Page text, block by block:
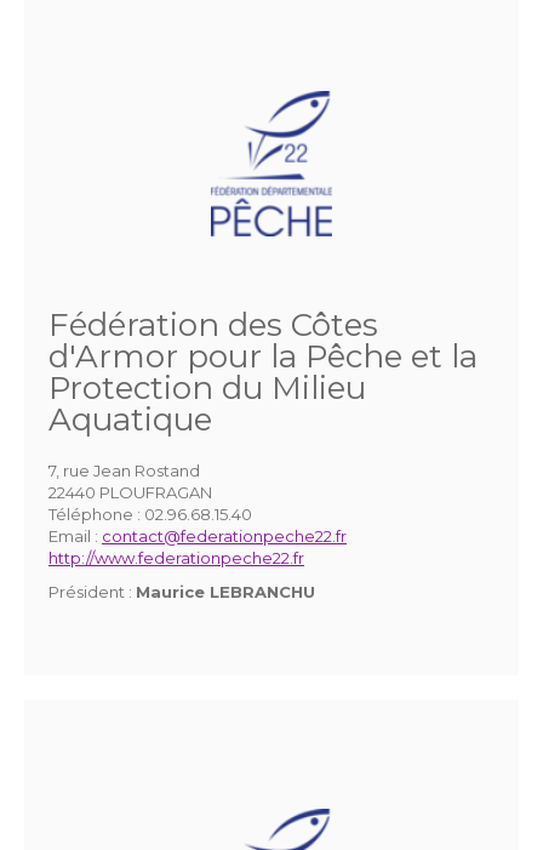
Fédération des Côtes
d'Armor pour la Pêche et la
Protection du Milieu
Aquatique
7, rue Jean Rostand
22440 PLOUFRAGAN
Téléphone : 02.96.68.15.40
Email : contact@federationpeche22.fr
http://www.federationpeche22.fr
Président : Maurice LEBRANCHU